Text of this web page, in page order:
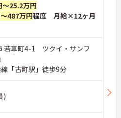
！ワークライフバラ
日が確保されており
ズムを整えやすいで
休暇を活用し連休の
間もしっかりと確保
学児向けのこども休
両立しやすい制度が
～25.2万円
487万円程度 月給×12ヶ月
若草町4-1 ツクイ・サンフ
「古町駅」徒歩9分
)